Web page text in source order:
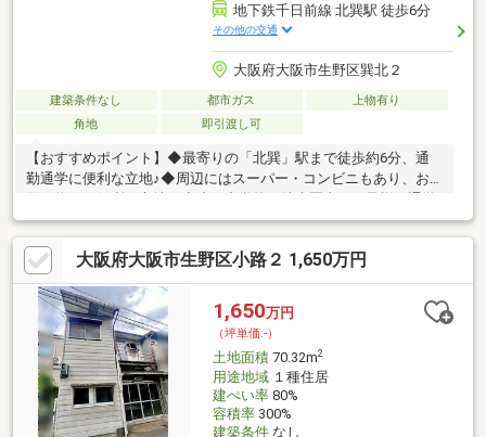
地下鉄千日前線 北巽駅 徒歩6分
その他の交通
大阪府大阪市生野区巽北２
建築条件なし 都市ガス
上物有り
角地
即引渡し可
【おすすめポイント】◆最寄りの「北巽」駅まで徒歩約6分、通
勤通学に便利な立地♪◆周辺にはスーパー・コンビニもあり、お
買い物にも便利な立地！◆小・中学校が徒歩圏内とお子様の通学
も安心です♪【周辺環境施設】・万代 巽北店：徒歩約6分・サンデ
ィ 生野巽店：徒歩約8分・スギドラッグ 巽北店：徒歩約4分・ファ
ミリーマート 北巽駅西店：徒歩約3分・セブン-イレブン 大阪巽北
３丁目店：徒歩約4分・大阪市立巽中学校：徒歩約12分・大阪市
立北巽小学校：徒歩約7分・巽保育園：徒歩約4分・育和会記念病
院：徒歩約5分ご覧いただきありがとうございます♪是非お気軽に
お問い合わせください♪
大阪府大阪市生野区小路２ 1,650万円
1,650万円
（坪単価:-）
土地面積70.32m2
用途地域１種住居
建ぺい率80%
容積率300%
建築条件なし